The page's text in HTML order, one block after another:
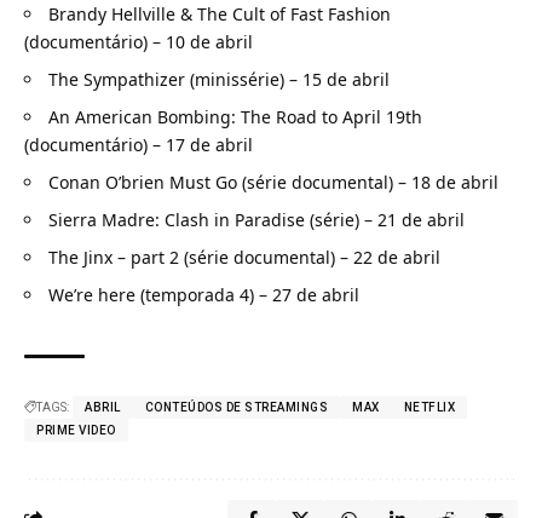
Brandy Hellville & The Cult of Fast Fashion
(documentário) – 10 de abril
The Sympathizer (minissérie) – 15 de abril
An American Bombing: The Road to April 19th
(documentário) – 17 de abril
Conan O’brien Must Go (série documental) – 18 de abril
Sierra Madre: Clash in Paradise (série) – 21 de abril
The Jinx – part 2 (série documental) – 22 de abril
We’re here (temporada 4) – 27 de abril
TAGS: ABRIL CONTEÚDOS DE STREAMINGS MAX
NETFLIX
PRIME VIDEO